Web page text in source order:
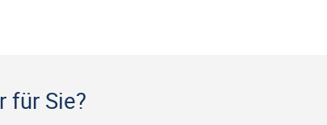
für Sie?